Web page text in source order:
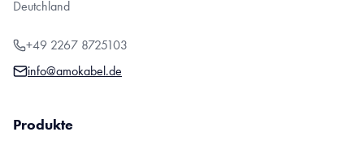
Deutchland
+49 2267 8725103
info@amokabel.de
Produkte